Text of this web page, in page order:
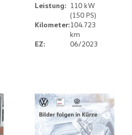
Leistung: 110 kW
(150 PS)
Kilometer:104.723
km
EZ:
06/2023